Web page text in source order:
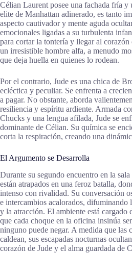
Célian Laurent posee una fachada fría y
elite de Manhattan adinerado, es tanto
aspecto cautivador y mente aguda
emocionales ligadas a su turbulenta
para cortar la tontería y llegar al
un irresistible hombre alfa, a menudo
que deja huella en quienes lo rodean.
Por el contrario, Jude es una chica de
ecléctica y peculiar. Se enfrenta a
a pagar. No obstante, aborda
resiliencia y espíritu ardiente. Armada
Chucks y una lengua afilada, Jude se
dominante de Célian. Su química se
corta la respiración, creando una
El Argumento se Desarrolla
Durante su segundo encuentro en la
están atrapados en una feroz batalla,
intenso con rivalidad. Su conversación
e intercambios acalorados, difuminando
y la atracción. El ambiente está cargado
que cada choque en la oficina insinúa
ninguno puede negar. A medida que las
caldean, sus escapadas nocturnas
corazón de Jude y el alma guardada de